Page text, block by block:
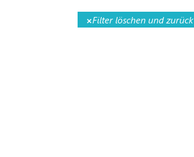
×Filter löschen und zurück